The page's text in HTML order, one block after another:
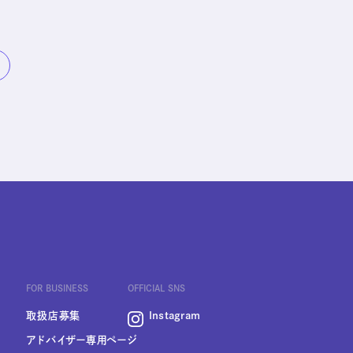
FOR BUSINESS
取扱店募集
アドバイザー専用ページ
OFFICIAL SNS
Instagram